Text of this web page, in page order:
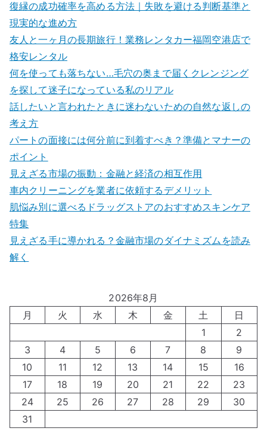
復縁の成功確率を高める方法｜失敗を避ける判断基準と
現実的な進め方
友人と一ヶ月の長期旅行！業務レンタカー福岡空港店で
格安レンタル
何を使っても落ちない…毛穴の奥まで届くクレンジング
を探して迷子になっている私のリアル
話したいと言われたときに迷わないための自然な返しの
考え方
パートの面接には何分前に到着すべき？準備とマナーの
ポイント
見えざる市場の振動：金融と経済の相互作用
車内クリーニングを業者に依頼するデメリット
肌悩み別に選べるドラッグストアのおすすめスキンケア
特集
見えざる手に導かれる？金融市場のダイナミズムを読み
解く
2026年8月
月
火 水 木 金 土
日
1
2
3
4 5 6 7 8
9
10
11 12 13 14 15
16
17
18 19 20 21 22
23
24
25 26 27 28 29
30
31